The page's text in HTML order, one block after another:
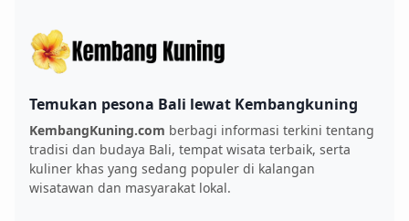
Temukan pesona Bali lewat Kembangkuning
KembangKuning.com berbagi informasi terkini tentang
tradisi dan budaya Bali, tempat wisata terbaik, serta
kuliner khas yang sedang populer di kalangan
wisatawan dan masyarakat lokal.